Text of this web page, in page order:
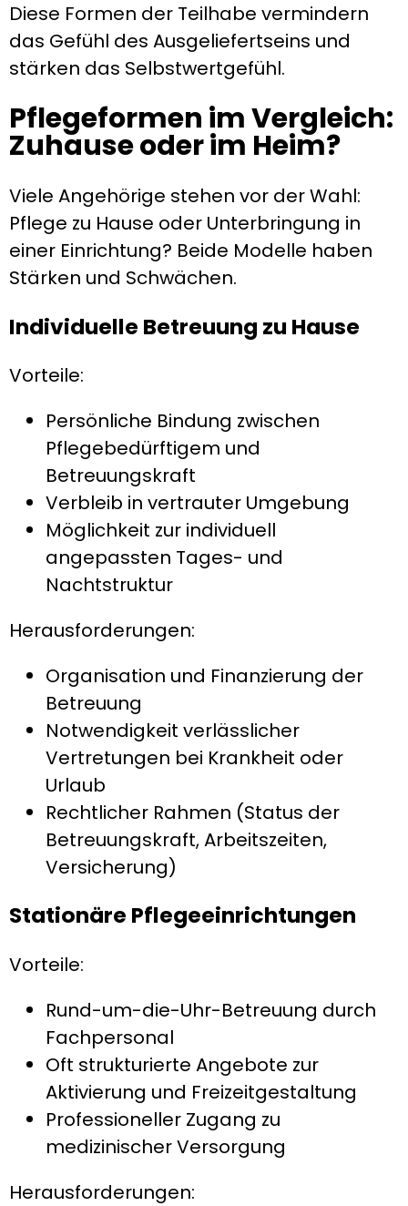
Diese Formen der Teilhabe vermindern
das Gefühl des Ausgeliefertseins und
stärken das Selbstwertgefühl.
Pflegeformen im Vergleich:
Zuhause oder im Heim?
Viele Angehörige stehen vor der Wahl:
Pflege zu Hause oder Unterbringung in
einer Einrichtung? Beide Modelle haben
Stärken und Schwächen.
Individuelle Betreuung zu Hause
Vorteile:
Persönliche Bindung zwischen
Pflegebedürftigem und
Betreuungskraft
Verbleib in vertrauter Umgebung
Möglichkeit zur individuell
angepassten Tages- und
Nachtstruktur
Herausforderungen:
Organisation und Finanzierung der
Betreuung
Notwendigkeit verlässlicher
Vertretungen bei Krankheit oder
Urlaub
Rechtlicher Rahmen (Status der
Betreuungskraft, Arbeitszeiten,
Versicherung)
Stationäre Pflegeeinrichtungen
Vorteile:
Rund-um-die-Uhr-Betreuung durch
Fachpersonal
Oft strukturierte Angebote zur
Aktivierung und Freizeitgestaltung
Professioneller Zugang zu
medizinischer Versorgung
Herausforderungen: